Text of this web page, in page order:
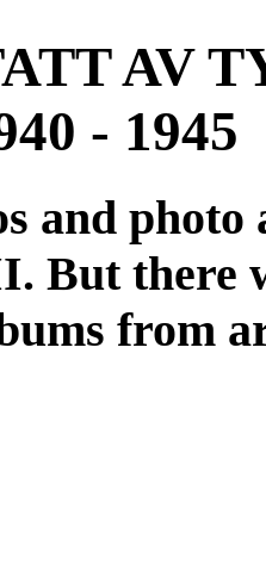
AV
- 1945
and
But there
from